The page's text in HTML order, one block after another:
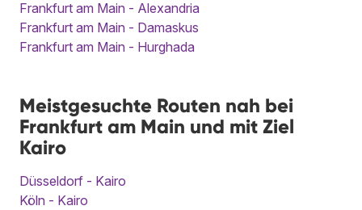
Frankfurt am Main - Alexandria
Frankfurt am Main - Damaskus
Frankfurt am Main - Hurghada
Meistgesuchte Routen nah bei
Frankfurt am Main und mit Ziel
Kairo
Düsseldorf - Kairo
Köln - Kairo